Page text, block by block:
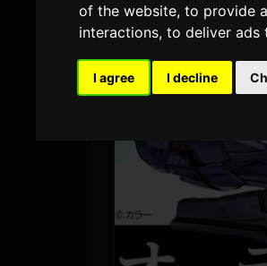
of the website,to provide
interactions,to deliver ads
I agree I decline